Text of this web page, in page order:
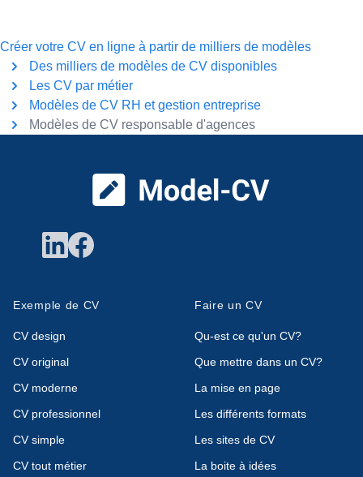
Créer votre CV en ligne à partir de milliers de modèles
Des milliers de modèles de CV disponibles
Les CV par métier
Modèles de CV RH et gestion entreprise
Modèles de CV responsable d'agences
Exemple de CV
CV design
CV original
CV moderne
CV professionnel
CV simple
CV tout métier
Faire un CV
Qu-est ce qu'un CV?
Que mettre dans un CV?
La mise en page
Les différents formats
Les sites de CV
La boite à idées